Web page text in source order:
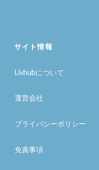
サイト情報
Livhubについて
運営会社
プライバシーポリシー
免責事項